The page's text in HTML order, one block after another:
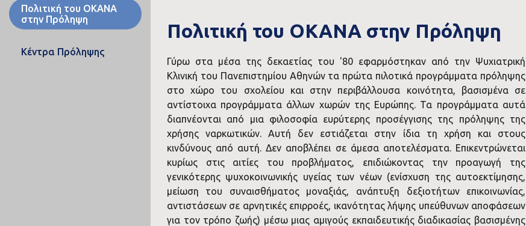
Πολιτική του ΟΚΑΝΑ
στην Πρόληψη
Κέντρα Πρόληψης
Πολιτική του ΟΚΑΝΑ στην Πρόληψη
Γύρω στα μέσα της δεκαετίας του '80 εφαρμόστηκαν από την Ψυχιατρική
Κλινική του Πανεπιστημίου Αθηνών τα πρώτα πιλοτικά προγράμματα πρόληψης
στο χώρο του σχολείου και στην περιβάλλουσα κοινότητα, βασισμένα σε
αντίστοιχα προγράμματα άλλων χωρών της Ευρώπης. Τα προγράμματα αυτά
διαπνέονται από μια φιλοσοφία ευρύτερης προσέγγισης της πρόληψης της
χρήσης ναρκωτικών. Αυτή δεν εστιάζεται στην ίδια τη χρήση και στους
κινδύνους από αυτή. Δεν αποβλέπει σε άμεσα αποτελέσματα. Επικεντρώνεται
κυρίως στις αιτίες του προβλήματος, επιδιώκοντας την προαγωγή της
γενικότερης ψυχοκοινωνικής υγείας των νέων (ενίσχυση της αυτοεκτίμησης,
μείωση του συναισθήματος μοναξιάς, ανάπτυξη δεξιοτήτων επικοινωνίας,
αντιστάσεων σε αρνητικές επιρροές, ικανότητας λήψης υπεύθυνων αποφάσεων
για τον τρόπο ζωής) μέσω μιας αμιγούς εκπαιδευτικής διαδικασίας βασισμένης